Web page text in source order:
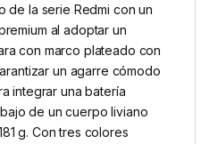
de la serie Redmi con un
al adoptar un
con marco plateado con
un agarre cómodo
integrar una batería
de un cuerpo liviano
g. Con tres colores